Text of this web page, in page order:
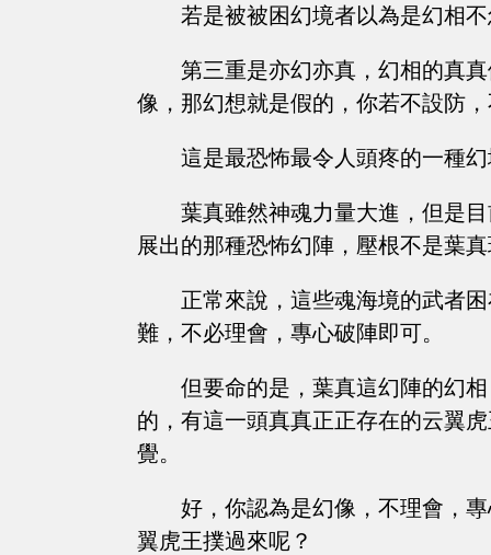
若是被被困幻境者以為是幻相
第三重是亦幻亦真，幻相的真
像，那幻想就是假的，你若不設防
這是最恐怖最令人頭疼的一種
葉真雖然神魂力量大進，但是
展出的那種恐怖幻陣，壓根不是葉
正常來說，這些魂海境的武者
難，不必理會，專心破陣即可。
但要命的是，葉真這幻陣的幻
的，有這一頭真真正正存在的云翼
覺。
好，你認為是幻像，不理會，
翼虎王撲過來呢？